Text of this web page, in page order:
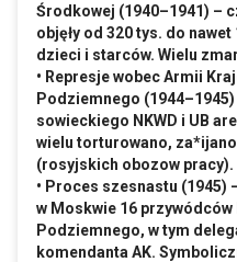
Środkowej (1940–1941) –
objęły od 320 tys. do
dzieci i starców. Wielu
• Represje wobec Armii
Podziemnego
sowieckiego NKWD i UB
wielu torturowano,
(rosyjskich obozow pracy).
• Proces szesnastu (1945)
w Moskwie 16
Podziemnego, w tym
komendanta AK.